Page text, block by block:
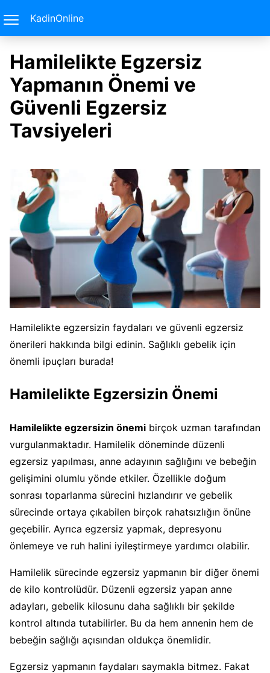
KadinOnline
Hamilelikte Egzersiz
Yapmanın Önemi ve
Güvenli Egzersiz
Tavsiyeleri
Hamilelikte egzersizin faydaları ve güvenli egzersiz
önerileri hakkında bilgi edinin. Sağlıklı gebelik için
önemli ipuçları burada!
Hamilelikte Egzersizin Önemi
Hamilelikte egzersizin önemi birçok uzman tarafından
vurgulanmaktadır. Hamilelik döneminde düzenli
egzersiz yapılması, anne adayının sağlığını ve bebeğin
gelişimini olumlu yönde etkiler. Özellikle doğum
sonrası toparlanma sürecini hızlandırır ve gebelik
sürecinde ortaya çıkabilen birçok rahatsızlığın önüne
geçebilir. Ayrıca egzersiz yapmak, depresyonu
önlemeye ve ruh halini iyileştirmeye yardımcı olabilir.
Hamilelik sürecinde egzersiz yapmanın bir diğer önemi
de kilo kontrolüdür. Düzenli egzersiz yapan anne
adayları, gebelik kilosunu daha sağlıklı bir şekilde
kontrol altında tutabilirler. Bu da hem annenin hem de
bebeğin sağlığı açısından oldukça önemlidir.
Egzersiz yapmanın faydaları saymakla bitmez. Fakat